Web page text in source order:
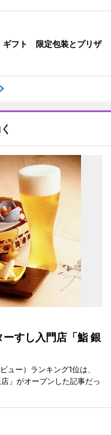
ギフト 限定包装とプリザ
すし入門店「鮨 銀
ュー）ランキング1位は、
」がオープンした記事だっ